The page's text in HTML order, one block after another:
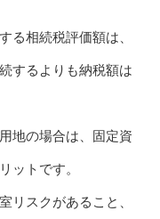
る相続税評価額は、
するよりも納税額は
地の場合は、固定資
ットです。
リスクがあること、